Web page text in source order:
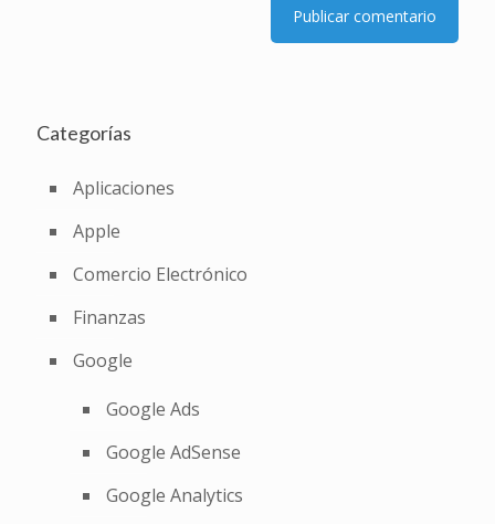
Categorías
Aplicaciones
Apple
Comercio Electrónico
Finanzas
Google
Google Ads
Google AdSense
Google Analytics